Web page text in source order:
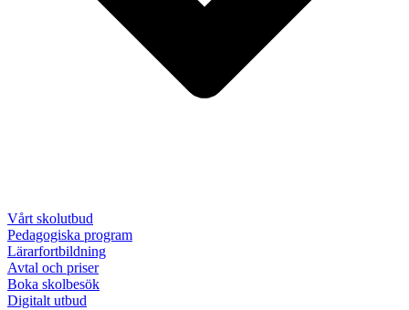
Vårt skolutbud
Pedagogiska program
Lärarfortbildning
Avtal och priser
Boka skolbesök
Digitalt utbud